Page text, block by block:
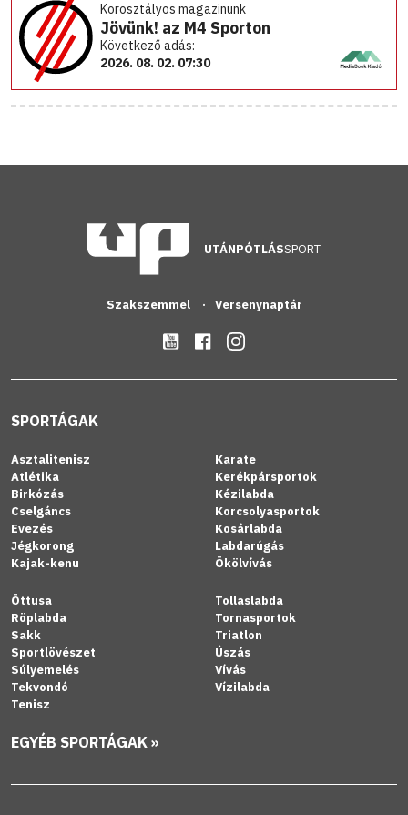
Korosztályos magazinunk
Jövünk! az M4 Sporton
Következő adás:
2026. 08. 02. 07:30
UTÁNPÓTLÁSSPORT
Szakszemmel Versenynaptár
SPORTÁGAK
Asztalitenisz
Atlétika
Birkózás
Cselgáncs
Evezés
Jégkorong
Kajak-kenu
Karate
Kerékpársportok
Kézilabda
Korcsolyasportok
Kosárlabda
Labdarúgás
Ökölvívás
Öttusa
Röplabda
Sakk
Sportlövészet
Súlyemelés
Tekvondó
Tenisz
Tollaslabda
Tornasportok
Triatlon
Úszás
Vívás
Vízilabda
EGYÉB SPORTÁGAK »